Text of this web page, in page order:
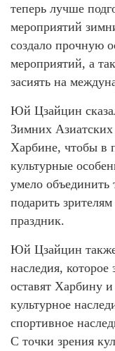
теперь лучше
мероприятий
создало прочную
мероприятий, а
засиять на
Юй Цзайцин
Зимних
Харбине, чтобы в
культурные
умело объединить
подарить
праздник.
Юй Цзайцин также
наследия,
оставят Харбину
культурное
спортивное
С точки зрения